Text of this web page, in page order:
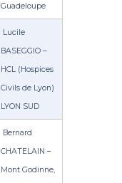
Guadeloupe
Lucile
BASEGGIO –
HCL (Hospices
Civils de Lyon)
LYON SUD
Bernard
CHATELAIN –
Mont Godinne,